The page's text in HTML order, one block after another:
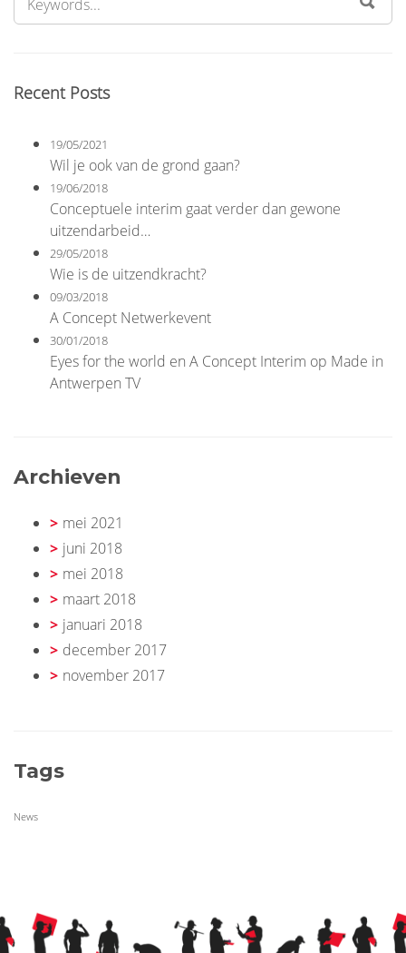
Recent Posts
19/05/2021
Wil je ook van de grond gaan?
19/06/2018
Conceptuele interim gaat verder dan gewone
uitzendarbeid…
29/05/2018
Wie is de uitzendkracht?
09/03/2018
A Concept Netwerkevent
30/01/2018
Eyes for the world en A Concept Interim op Made in
Antwerpen TV
Archieven
mei 2021
juni 2018
mei 2018
maart 2018
januari 2018
december 2017
november 2017
Tags
News